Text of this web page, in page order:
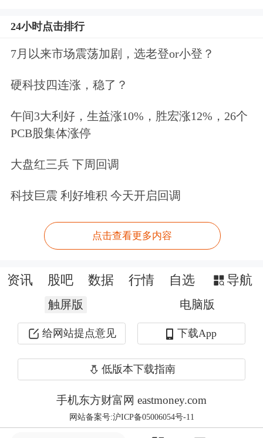
看跌期权、卖苯乙烯期货/卖苯乙烯看
涨期权），锁定了装置开工后的生产利
润。
“在1月、2月，我们就关注到纯苯与苯
乙烯期货价差升至每吨1500元左右。当
时，我们就对3月装置开工后的部分产
量进行了套保。在中东地缘冲突爆发之
们又对未来几个月的产能进行了阶梯锁
缓和，纯苯与苯乙烯价差回落至每吨
900元左右，对于装置利润而言处于盈
亏平衡状态。上半年，京博石化在价差
高位时对利润进行了锁定，有效保障了
24小时点击排行
7月以来市场震荡加剧，选老登or小登？
硬科技四连涨，稳了？
午间3大利好，生益涨10%，胜宏涨12%，26个
PCB股集体涨停
大盘红三兵 下周回调
科技巨震 利好堆积 今天开启回调
点击查看更多内容
资讯 股吧 数据 行情 自选 导航
触屏版 电脑版
给网站提点意见 下载App
低版本下载指南
手机东方财富网 eastmoney.com
网站备案号:沪ICP备05006054号-11